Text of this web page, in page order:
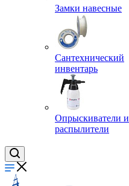
Замки навесные
Сантехнический
инвентарь
Опрыскиватели и
распылители